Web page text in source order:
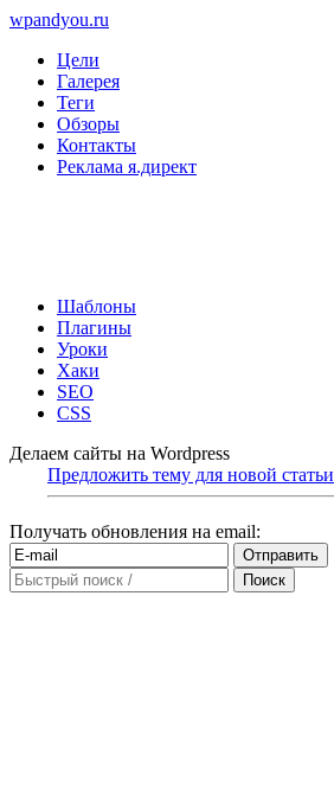
wpandyou.ru
Цели
Галерея
Теги
Обзоры
Контакты
Реклама я.директ
Шаблоны
Плагины
Уроки
Хаки
SEO
CSS
Делаем сайты на Wordpress
Предложить тему для новой статьи
Получать обновления на email: